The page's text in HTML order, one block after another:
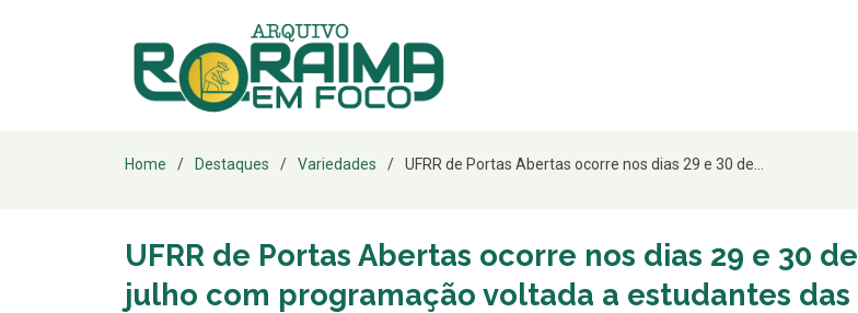
Home Destaques Variedades UFRR de Portas Abertas ocorre nos dias 29 e 30 de...
UFRR de Portas Abertas ocorre nos dias 29 e 30 de
julho com programação voltada a estudantes das